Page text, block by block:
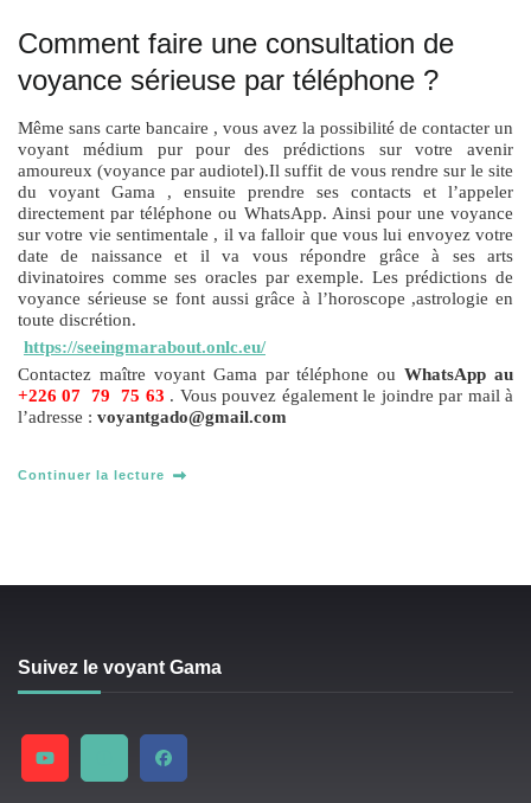
Comment faire une consultation de
voyance sérieuse par téléphone ?
Même sans carte bancaire , vous avez la possibilité de contacter un
voyant médium pur pour des prédictions sur votre avenir
amoureux (voyance par audiotel).Il suffit de vous rendre sur le site
du voyant Gama , ensuite prendre ses contacts et l’appeler
directement par téléphone ou WhatsApp. Ainsi pour une voyance
sur votre vie sentimentale , il va falloir que vous lui envoyez votre
date de naissance et il va vous répondre grâce à ses arts
divinatoires comme ses oracles par exemple. Les prédictions de
voyance sérieuse se font aussi grâce à l’horoscope ,astrologie en
toute discrétion.
https://seeingmarabout.onlc.eu/
Contactez maître voyant Gama par téléphone ouWhatsApp au
+226 07 79 75 63 . Vous pouvez également le joindre par mail à
l’adresse : voyantgado@gmail.com
Continuer la lecture
Suivez le voyant Gama